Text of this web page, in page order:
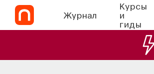
Журнал
Курсы
и
гиды